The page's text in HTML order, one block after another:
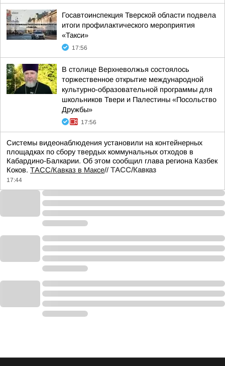
Госавтоинспекция Тверской области подвела
итоги профилактического мероприятия
«Такси»
17:56
В столице Верхневолжья состоялось
торжественное открытие международной
культурно-образовательной программы для
школьников Твери и Палестины «Посольство
Дружбы»
17:56
Системы видеонаблюдения установили на контейнерных
площадках по сбору твердых коммунальных отходов в
Кабардино-Балкарии. Об этом сообщил глава региона Казбек
Коков. ТАСС/Кавказ в Максе// ТАСС/Кавказ
17:44